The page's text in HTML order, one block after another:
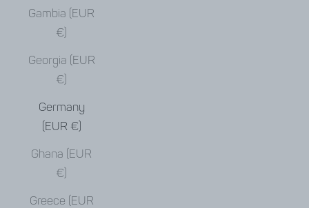
Gambia (EUR
€)
Georgia (EUR
€)
Germany
(EUR €)
Ghana (EUR
€)
Greece (EUR